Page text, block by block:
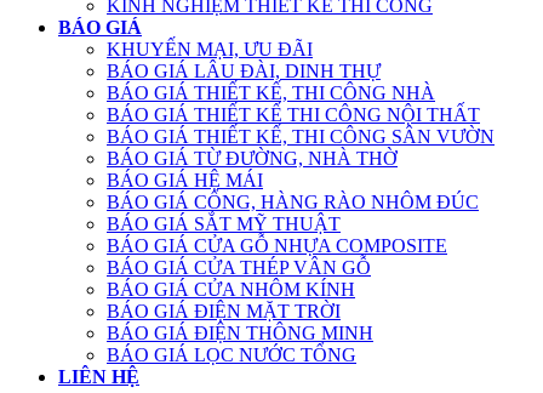
KINH NGHIỆM THIẾT KẾ THI CÔNG
BÁO GIÁ
KHUYẾN MẠI, ƯU ĐÃI
BÁO GIÁ LÂU ĐÀI, DINH THỰ
BÁO GIÁ THIẾT KẾ, THI CÔNG NHÀ
BÁO GIÁ THIẾT KẾ THI CÔNG NỘI THẤT
BÁO GIÁ THIẾT KẾ, THI CÔNG SÂN VƯỜN
BÁO GIÁ TỪ ĐƯỜNG, NHÀ THỜ
BÁO GIÁ HỆ MÁI
BÁO GIÁ CỔNG, HÀNG RÀO NHÔM ĐÚC
BÁO GIÁ SẮT MỸ THUẬT
BÁO GIÁ CỬA GỖ NHỰA COMPOSITE
BÁO GIÁ CỬA THÉP VÂN GỖ
BÁO GIÁ CỬA NHÔM KÍNH
BÁO GIÁ ĐIỆN MẶT TRỜI
BÁO GIÁ ĐIỆN THÔNG MINH
BÁO GIÁ LỌC NƯỚC TỔNG
LIÊN HỆ